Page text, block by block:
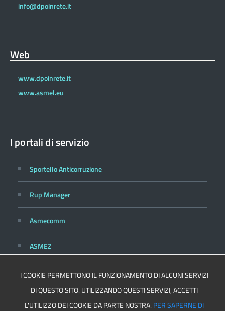
info@dpoinrete.it
Web
www.dpoinrete.it
www.asmel.eu
I portali di servizio
Sportello Anticorruzione
Rup Manager
Asmecomm
ASMEZ
Privacy
Cookie Policy
I COOKIE PERMETTONO IL FUNZIONAMENTO DI ALCUNI SERVIZI
DI QUESTO SITO. UTILIZZANDO QUESTI SERVIZI, ACCETTI
L'UTILIZZO DEI COOKIE DA PARTE NOSTRA. PER SAPERNE DI